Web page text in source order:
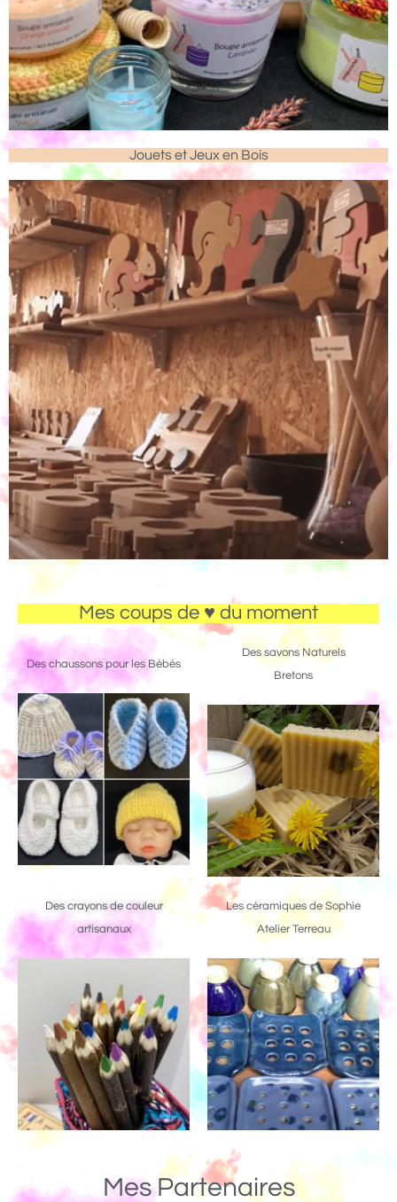
Jouets et Jeux en Bois
Mes coups de ♥ du moment
Des chaussons pour les Bébés
Des savons Naturels
Bretons
Des crayons de couleur
artisanaux
Les céramiques de Sophie
Atelier Terreau
Mes Partenaires